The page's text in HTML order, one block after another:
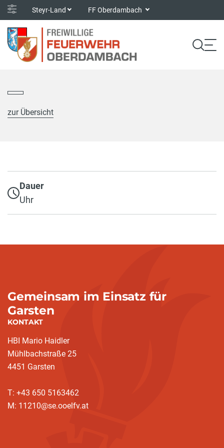
Steyr-Land FF Oberdambach
zur Übersicht
Dauer
Uhr
Gemeinsam im Einsatz für
Garsten
KONTAKT
HBI Mario Haidler
Mühlbachstraße 25
4451 Garsten
T: +43 650 5163462
M: 11210@se.ooelfv.at